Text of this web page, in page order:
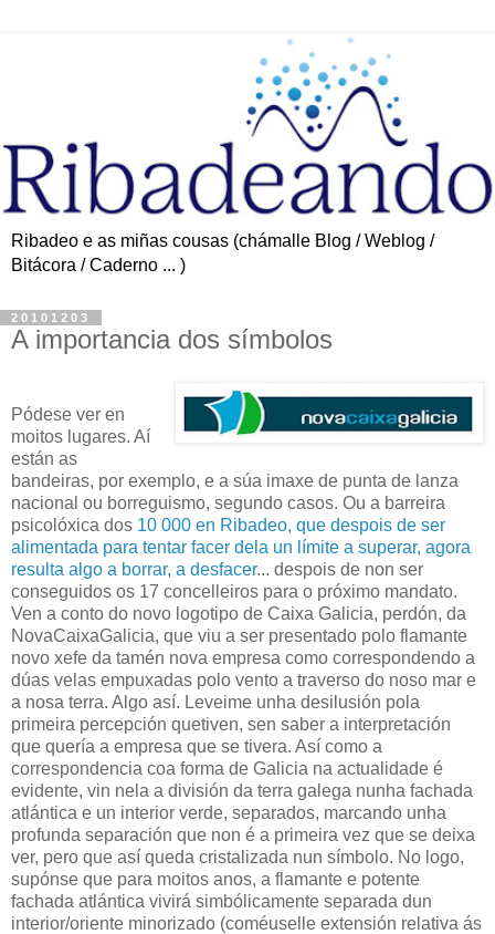
Ribadeo e as miñas cousas (chámalle Blog / Weblog /
Bitácora / Caderno ... )
20101203
A importancia dos símbolos
Pódese ver en
moitos lugares. Aí
están as
bandeiras, por exemplo, e a súa imaxe de punta de lanza
nacional ou borreguismo, segundo casos. Ou a barreira
psicolóxica dos 10 000 en Ribadeo, que despois de ser
alimentada para tentar facer dela un límite a superar, agora
resulta algo a borrar, a desfacer... despois de non ser
conseguidos os 17 concelleiros para o próximo mandato.
Ven a conto do novo logotipo de Caixa Galicia, perdón, da
NovaCaixaGalicia, que viu a ser presentado polo flamante
novo xefe da tamén nova empresa como correspondendo a
dúas velas empuxadas polo vento a traverso do noso mar e
a nosa terra. Algo así. Leveime unha desilusión pola
primeira percepción quetiven, sen saber a interpretación
que quería a empresa que se tivera. Así como a
correspondencia coa forma de Galicia na actualidade é
evidente, vin nela a división da terra galega nunha fachada
atlántica e un interior verde, separados, marcando unha
profunda separación que non é a primeira vez que se deixa
ver, pero que así queda cristalizada nun símbolo. No logo,
supónse que para moitos anos, a flamante e potente
fachada atlántica vivirá simbólicamente separada dun
interior/oriente minorizado (coméuselle extensión relativa ás